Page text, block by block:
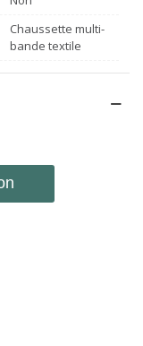
Chaussette multi-
bande textile